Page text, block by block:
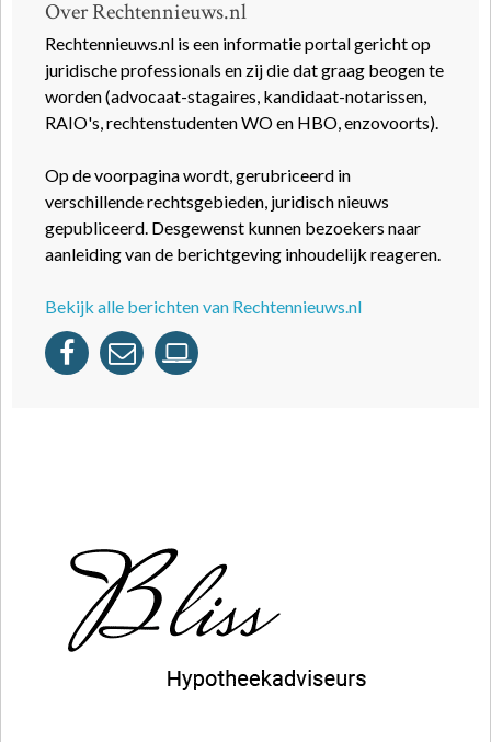
Over Rechtennieuws.nl
Rechtennieuws.nl is een informatie portal gericht op
juridische professionals en zij die dat graag beogen te
worden (advocaat-stagaires, kandidaat-notarissen,
RAIO's, rechtenstudenten WO en HBO, enzovoorts).
Op de voorpagina wordt, gerubriceerd in
verschillende rechtsgebieden, juridisch nieuws
gepubliceerd. Desgewenst kunnen bezoekers naar
aanleiding van de berichtgeving inhoudelijk reageren.
Bekijk alle berichten van Rechtennieuws.nl